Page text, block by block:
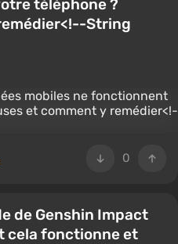
téléphone ?
String
0
de Genshin Impact
cela fonctionne et